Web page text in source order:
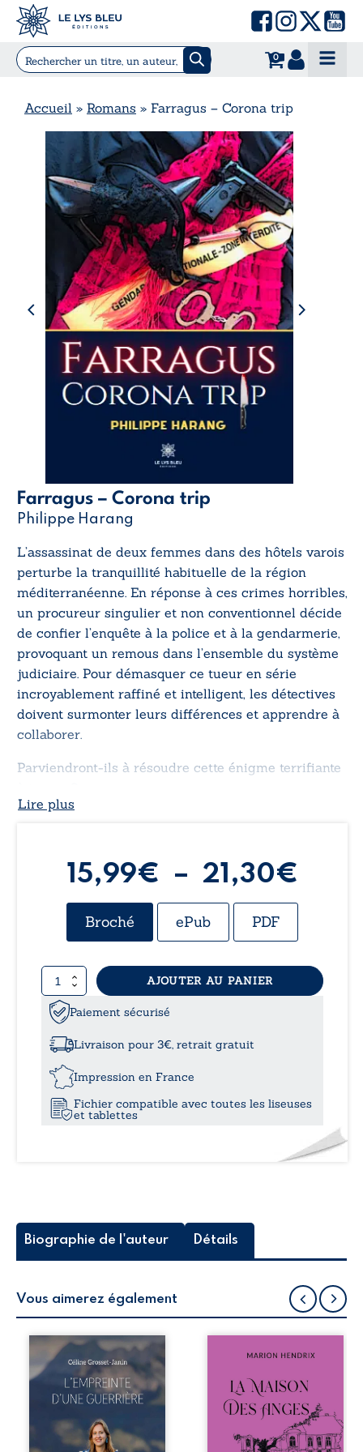
0
Accueil » Romans » Farragus – Corona trip
Farragus – Corona trip
Philippe Harang
L’assassinat de deux femmes dans des hôtels varois
perturbe la tranquillité habituelle de la région
méditerranéenne. En réponse à ces crimes horribles,
un procureur singulier et non conventionnel décide
de confier l’enquête à la police et à la gendarmerie,
provoquant un remous dans l’ensemble du système
judiciaire. Pour démasquer ce tueur en série
incroyablement raffiné et intelligent, les détectives
doivent surmonter leurs différences et apprendre à
collaborer.
Parviendront-ils à résoudre cette énigme terrifiante
Lire plus
15,99€ – 21,30€
de
Broché ePub PDF
quantité
de
Farragus
Corona
AJOUTER AU PANIER
Paiement sécurisé
Livraison pour 3€, retrait gratuit
Impression en France
Fichier compatible avec toutes les liseuses
et tablettes
Biographie de l'auteur Détails
Vous aimerez également
Que reste-t-il de
l’enfance lorsque
la maladie impose
ses propres règles
? L’empreinte
d’une guerrière
livre, sans détour,
le récit d’un
Nous sommes en
après le décès du
patriarche
Anatole-Eustache.
La famille devra
affronter non
seulement un